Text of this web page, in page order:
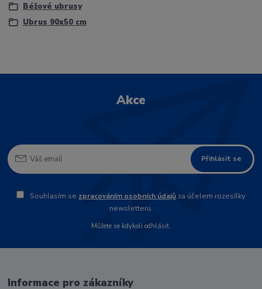
Béžové ubrusy
Ubrus 90x50 cm
Akce
Přihlásit se
Souhlasím se zpracováním osobních údajů za účelem rozesílky
newsletteru.
Můžete se kdykoli odhlásit.
Informace pro zákazníky